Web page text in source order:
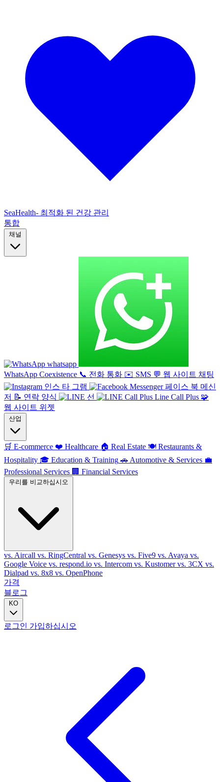
SeaHealth- 최적화 된 건강 관리
통합
채널
whatsapp
WhatsApp Coexistence 📞 전화 통화 ✉️ SMS 💬 웹 사이트 채팅
인스 타 그램
페이스 북 메신
저 📝 연락 양식 선 Line Call Plus 🧩
웹 사이트 위젯
산업
🛒 E-commerce ❤️ Healthcare 🏠 Real Estate 🍽️ Restaurants &
Hospitality 🎓 Education & Training 🚗 Automotive & Services 💼
Professional Services 🏢 Financial Services
우리를 비교하십시오
vs. Aircall vs. RingCentral vs. Genesys vs. Five9 vs. Avaya vs.
Google Voice vs. respond.io vs. Intercom vs. Kustomervs. 3CX vs.
Dialpad vs. 8x8 vs. OpenPhone
가격
블로그
KO
로그인 가입하십시오